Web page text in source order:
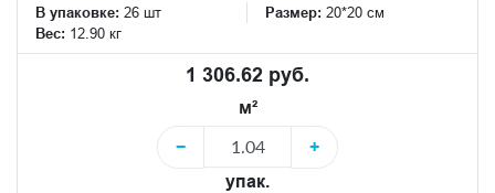
В упаковке: 26 шт Размер: 20*20 см
Вес: 12.90 кг
1 306.62 руб.
м²
−
+
упак.